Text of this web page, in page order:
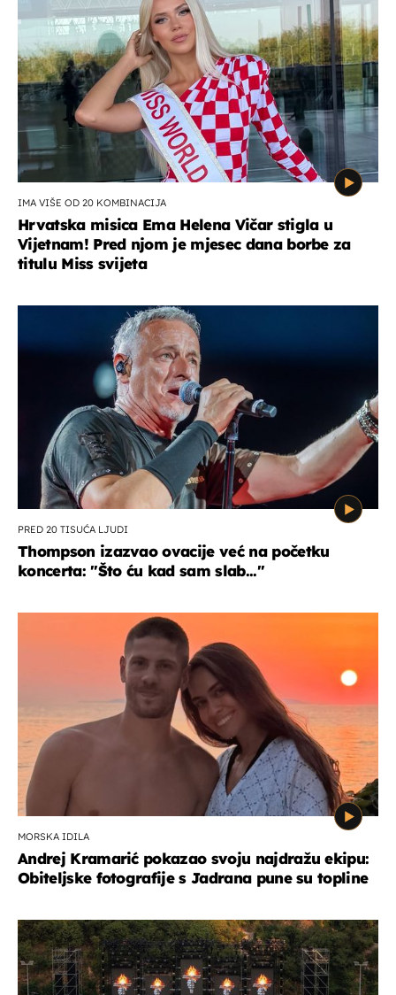
IMA VIŠE OD 20 KOMBINACIJA
Hrvatska misica Ema Helena Vičar stigla u
Vijetnam! Pred njom je mjesec dana borbe za
titulu Miss svijeta
PRED 20 TISUĆA LJUDI
Thompson izazvao ovacije već na početku
koncerta: "Što ću kad sam slab..."
MORSKA IDILA
Andrej Kramarić pokazao svoju najdražu ekipu:
Obiteljske fotografije s Jadrana pune su topline